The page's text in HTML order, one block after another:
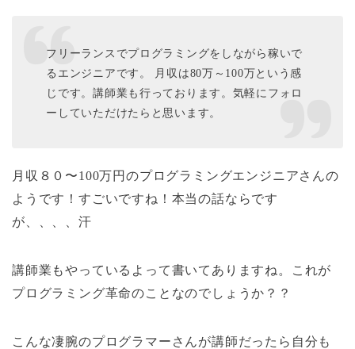
フリーランスでプログラミングをしながら稼いで
るエンジニアです。 月収は80万～100万という感
じです。講師業も行っております。気軽にフォロ
ーしていただけたらと思います。
月収８０〜100万円のプログラミングエンジニアさんの
ようです！すごいですね！本当の話ならです
が、、、、汗
講師業もやっているよって書いてありますね。これが
プログラミング革命のことなのでしょうか？？
こんな凄腕のプログラマーさんが講師だったら自分も